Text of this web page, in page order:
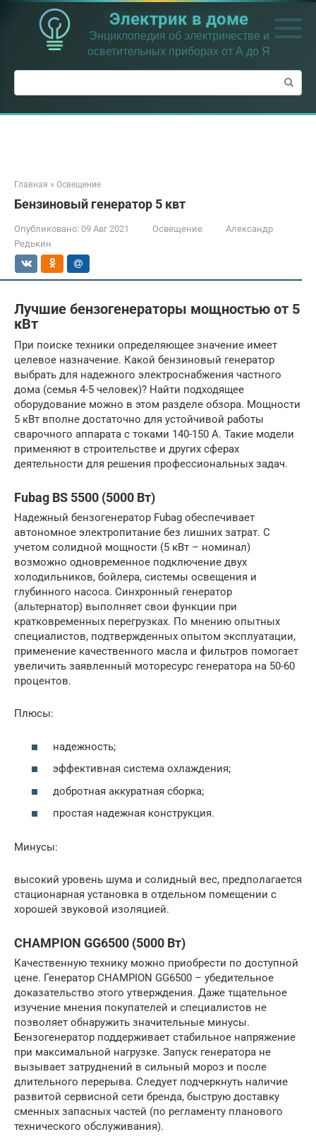
Перейти
контенту
Электрик в доме
Энциклопедия об электричестве и
осветительных приборах от А до Я
Поиск:
Главная » Освещение
Бензиновый генератор 5 квт
Опубликовано: 09 Авг 2021 Освещение
Александр
Редькин
Лучшие бензогенераторы мощностью от 5
кВт
При поиске техники определяющее значение имеет
целевое назначение. Какой бензиновый генератор
выбрать для надежного электроснабжения частного
дома (семья 4-5 человек)? Найти подходящее
оборудование можно в этом разделе обзора. Мощности
5 кВт вполне достаточно для устойчивой работы
сварочного аппарата с токами 140-150 А. Такие модели
применяют в строительстве и других сферах
деятельности для решения профессиональных задач.
Fubag BS 5500 (5000 Вт)
Надежный бензогенератор Fubag обеспечивает
автономное электропитание без лишних затрат. С
учетом солидной мощности (5 кВт – номинал)
возможно одновременное подключение двух
холодильников, бойлера, системы освещения и
глубинного насоса. Синхронный генератор
(альтернатор) выполняет свои функции при
кратковременных перегрузках. По мнению опытных
специалистов, подтвержденных опытом эксплуатации,
применение качественного масла и фильтров помогает
увеличить заявленный моторесурс генератора на 50-60
процентов.
Плюсы:
надежность;
эффективная система охлаждения;
добротная аккуратная сборка;
простая надежная конструкция.
Минусы:
высокий уровень шума и солидный вес, предполагается
стационарная установка в отдельном помещении с
хорошей звуковой изоляцией.
CHAMPION GG6500 (5000 Вт)
Качественную технику можно приобрести по доступной
цене. Генератор CHAMPION GG6500 – убедительное
доказательство этого утверждения. Даже тщательное
изучение мнения покупателей и специалистов не
позволяет обнаружить значительные минусы.
Бензогенератор поддерживает стабильное напряжение
при максимальной нагрузке. Запуск генератора не
вызывает затруднений в сильный мороз и после
длительного перерыва. Следует подчеркнуть наличие
развитой сервисной сети бренда, быструю доставку
сменных запасных частей (по регламенту планового
технического обслуживания).